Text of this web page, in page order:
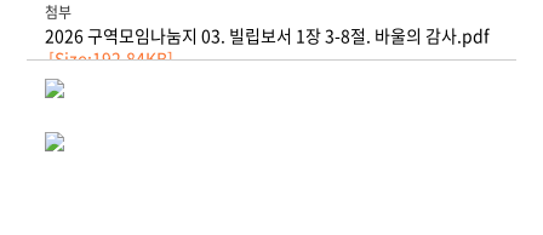
첨부
2026 구역모임나눔지 03. 빌립보서 1장 3-8절. 바울의 감사.pdf
[Size:192.84KB]